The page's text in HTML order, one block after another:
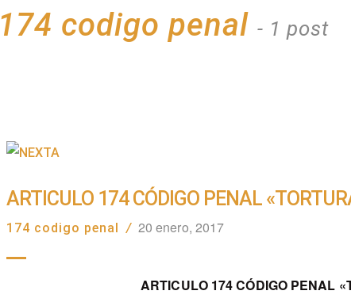
174 codigo penal - 1 post
ARTICULO 174 CÓDIGO PENAL
174 codigo penal / 20 enero, 2017
ARTICULO 174 CÓDIGO PENAL